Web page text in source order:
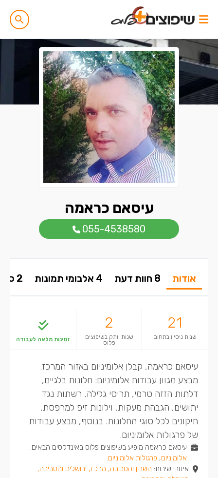
עיסאם כראמה
055-4538580
אודות 8 חוות דעת 4 אלבומי תמונות 2 סרטונים
עיסאם כראמה, קבלן אלומיניום באזור המרכז.
מבצע מגוון עבודות אלומיניום: חלונות בלגיים,
דלתות הזזה טרמי, תריסי גלילה, רשתות נגד
יתושים, הגבהת מעקות, וילונות זיפ למרפסת,
תיקונים לכל סוגי החלונות. בנוסף, מבצע עבודות
של פרגולות אלומיניום.
עיסאם כראמה מופיע בשיפוצים פלוס באינדקסים הבאים:
אלומיניום, פרגולות אלומיניום.
איזורי שירות: השרון והסביבה, מרכז, ירושלים והסביבה,
21
שנות ניסיון בתחום
2
שנות וותק בשיפוצים
פלוס
זמינות מלאה לעבודה